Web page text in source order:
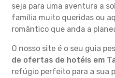
seja para uma aventura a
família muito queridas ou
romântico que anda a
O nosso site é o seu guia
de ofertas de hotéis em
refúgio perfeito para a sua